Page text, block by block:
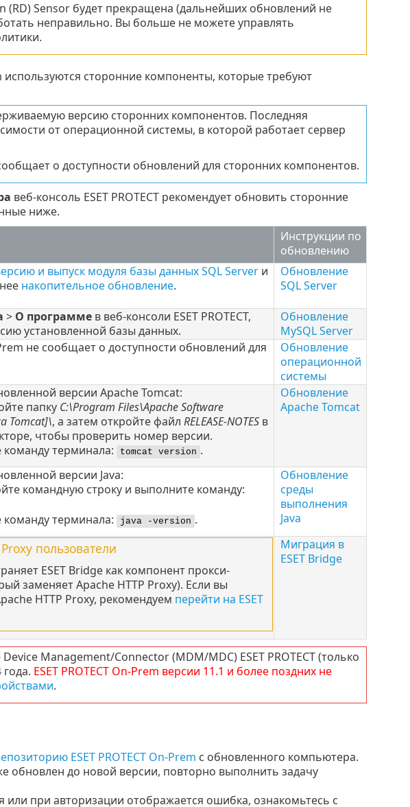
(RD) Sensor будет прекращена (дальнейших обновлений не
неправильно. Вы больше не можете управлять
используются сторонние компоненты, которые требуют
версию сторонних компонентов. Последняя
от операционной системы, в которой работает сервер
о доступности обновлений для сторонних компонентов.
веб-консоль ESET PROTECT рекомендует обновить сторонние
ниже.
Инструкции по
обновлению
и выпуск модуля базы данных SQL Serverи
накопительное обновление.
Обновление
SQL Server
> О программев веб-консоли ESET PROTECT,
установленной базы данных.
Обновление
MySQL Server
Prem не сообщает о доступности обновлений для
Обновление
операционной
системы
версии Apache Tomcat:
папку C:\Program Files\Apache Software
Tomcat]\, а затем откройте файл RELEASE-NOTESв
чтобы проверить номер версии.
команду терминала: tomcat version .
Обновление
Apache Tomcat
версии Java:
командную строку и выполните команду:
команду терминала: java -version .
Обновление
среды
выполнения
Java
пользователи
ESET Bridge как компонент прокси-
заменяет Apache HTTP Proxy). Если вы
HTTP Proxy, рекомендуем перейти на ESET
Миграция в
ESET Bridge
Management/Connector (MDM/MDC) ESET PROTECT (только
ESET PROTECT On-Prem версии 11.1 и более поздних не
.
ESET PROTECT On-Prem с обновленного компьютера.
обновлен до новой версии, повторно выполнить задачу
или при авторизации отображается ошибка, ознакомьтесь с